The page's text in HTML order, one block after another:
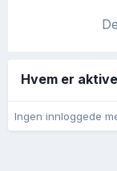
Hvem er
Ingen innloggede